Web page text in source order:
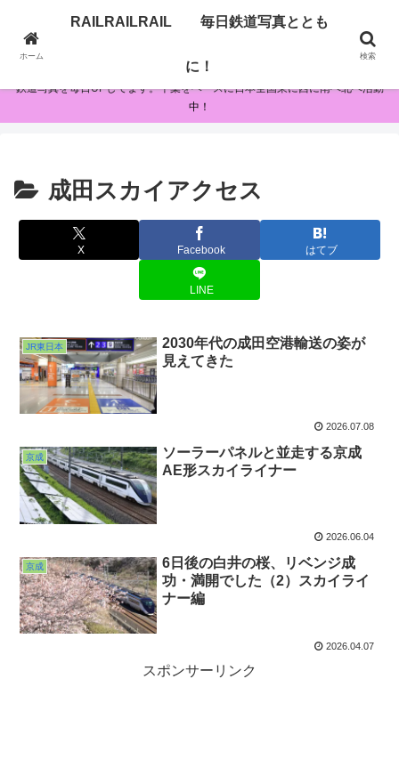
RAILRAILRAIL 毎日鉄道写真とともに！
鉄道写真を毎日UPしてます。千葉をベースに日本全国東に西に南へ北へ活動
中！
成田スカイアクセス
X Facebook はてブ
LINE
JR東日本
2030年代の成田空港輸送の姿が
見えてきた
2026.07.08
京成
ソーラーパネルと並走する京成
AE形スカイライナー
2026.06.04
京成
6日後の白井の桜、リベンジ成
功・満開でした（2）スカイライ
ナー編
2026.04.07
スポンサーリンク
ホーム
RAILRAILRAIL 毎日鉄道写真ととも
に！
検索